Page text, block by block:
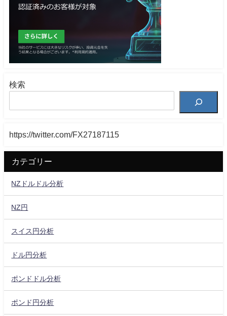
検索
https://twitter.com/FX27187115
カテゴリー
NZドルドル分析
NZ円
スイス円分析
ドル円分析
ポンドドル分析
ポンド円分析